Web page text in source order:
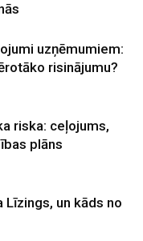
uzņēmumiem:
risinājumu?
riska: ceļojums,
plāns
Līzings, un kāds no